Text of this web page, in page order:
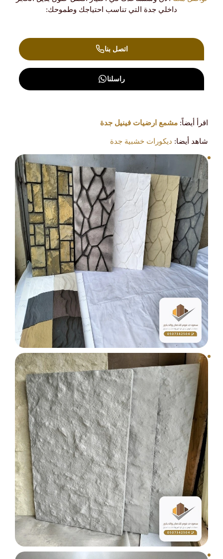
داخلي جدة التي تناسب احتياجك وطموحك:
اتصل بنا
راسلنا
اقرأ أيضاً: مشمع ارضيات فينيل جدة
شاهد أيضا: ديكورات خشبية جدة